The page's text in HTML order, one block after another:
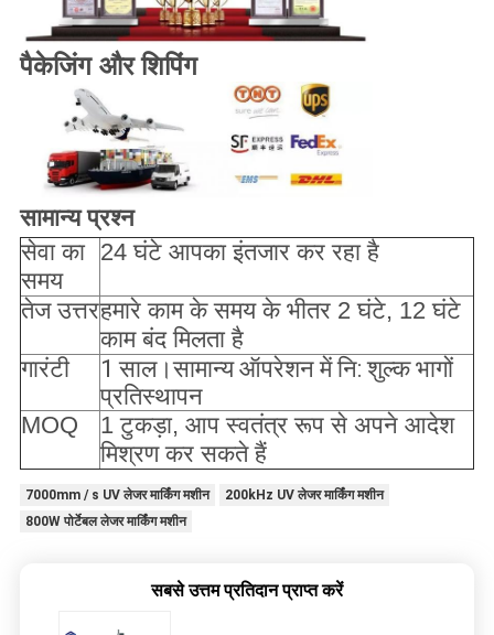
पैकेजिंग और शिपिंग
सामान्य प्रश्न
सेवा का
समय
24 घंटे आपका इंतजार कर रहा है
तेज उत्तरहमारे काम के समय के भीतर 2 घंटे, 12 घंटे
काम बंद मिलता है
गारंटी
1 साल।सामान्य ऑपरेशन में नि: शुल्क भागों
प्रतिस्थापन
MOQ
1 टुकड़ा, आप स्वतंत्र रूप से अपने आदेश
मिश्रण कर सकते हैं
7000mm / s UV लेजर मार्किंग मशीन
200kHz UV लेजर मार्किंग मशीन
800W पोर्टेबल लेजर मार्किंग मशीन
सबसे उत्तम प्रतिदान प्राप्त करें